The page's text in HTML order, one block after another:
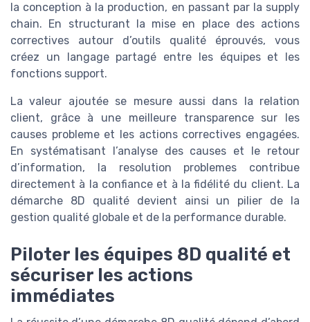
la conception à la production, en passant par la supply
chain. En structurant la mise en place des actions
correctives autour d’outils qualité éprouvés, vous
créez un langage partagé entre les équipes et les
fonctions support.
La valeur ajoutée se mesure aussi dans la relation
client, grâce à une meilleure transparence sur les
causes probleme et les actions correctives engagées.
En systématisant l’analyse des causes et le retour
d’information, la resolution problemes contribue
directement à la confiance et à la fidélité du client. La
démarche 8D qualité devient ainsi un pilier de la
gestion qualité globale et de la performance durable.
Piloter les équipes 8D qualité et
sécuriser les actions
immédiates